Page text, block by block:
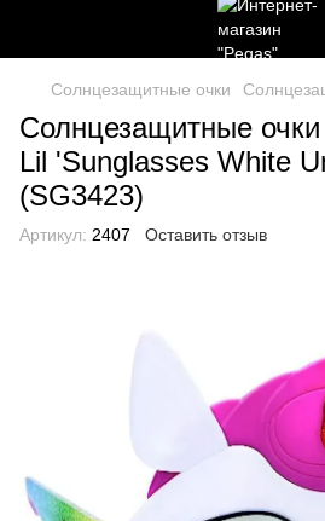
Солнцезащитные очки
Солнцезащитные
Lil 'Sunglasses White
(SG3423)
Артикул: 2407 Оставить отзыв